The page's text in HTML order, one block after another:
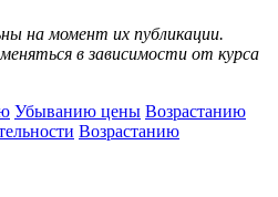
на момент их публикации.
в зависимости от курса
Убыванию цены Возрастанию
Возрастанию